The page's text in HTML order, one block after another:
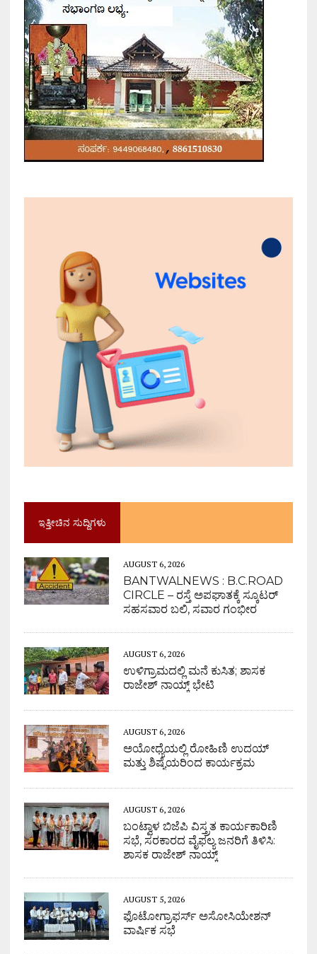
ಇತ್ತೀಚಿನ ಸುದ್ದಿಗಳು
AUGUST 6, 2026
BANTWALNEWS : B.C.ROAD
CIRCLE – ರಸ್ತೆ ಅಪಘಾತಕ್ಕೆ ಸ್ಕೂಟರ್
ಸಹಸವಾರ ಬಲಿ, ಸವಾರ ಗಂಭೀರ
AUGUST 6, 2026
ಉಳಿಗ್ರಾಮದಲ್ಲಿ ಮನೆ ಕುಸಿತ; ಶಾಸಕ
ರಾಜೇಶ್ ನಾಯ್ಕ್ ಭೇಟಿ
AUGUST 6, 2026
ಅಯೋಧ್ಯೆಯಲ್ಲಿ ರೋಹಿಣಿ ಉದಯ್
ಮತ್ತು ಶಿಷ್ಯೆಯರಿಂದ ಕಾರ್ಯಕ್ರಮ
AUGUST 6, 2026
ಬಂಟ್ವಾಳ ಬಿಜೆಪಿ ವಿಸ್ತ್ರತ ಕಾರ್ಯಕಾರಿಣಿ
ಸಭೆ, ಸರಕಾರದ ವೈಫಲ್ಯ ಜನರಿಗೆ ತಿಳಿಸಿ:
ಶಾಸಕ ರಾಜೇಶ್ ನಾಯ್ಕ್
AUGUST 5, 2026
ಫೊಟೋಗ್ರಾಫರ್ಸ್ ಅಸೋಸಿಯೇಶನ್
ವಾರ್ಷಿಕ ಸಭೆ